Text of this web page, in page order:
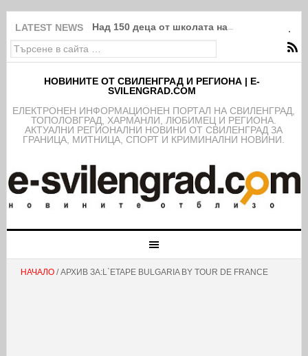
LATEST NEWS Над 150 деца от школата на ФК
НОВИНИТЕ ОТ СВИЛЕНГРАД И РЕГИОНА | E-
SVILENGRAD.COM
EЛЕКТРОНЕН ИНФОРМАЦИОНЕН ПОРТАЛ НА СВИЛЕНГРАД,
ТОПОЛОВГРАД, ХАРМАНЛИ, ЛЮБИМЕЦ И РЕГИОНА.
АКТУАЛНИ РЕГИОНАЛНИ НОВИНИ ОТ СВИЛЕНГРАД ЗА
ГРАНИЦА, МИТНИЦА, СПОРТ И КРИМИНАЛНИ НОВИНИ.
НАЧАЛО/ АРХИВ ЗА:L`ETAPE BULGARIA BY TOUR DE FRANCE